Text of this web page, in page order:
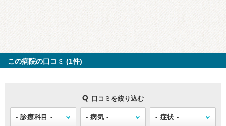
この病院の口コミ (1件)
口コミを絞り込む